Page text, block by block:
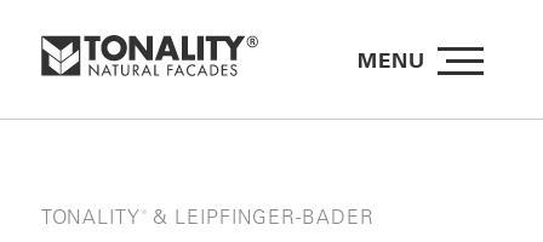
MENU
TONALITY® & LEIPFINGER-BADER